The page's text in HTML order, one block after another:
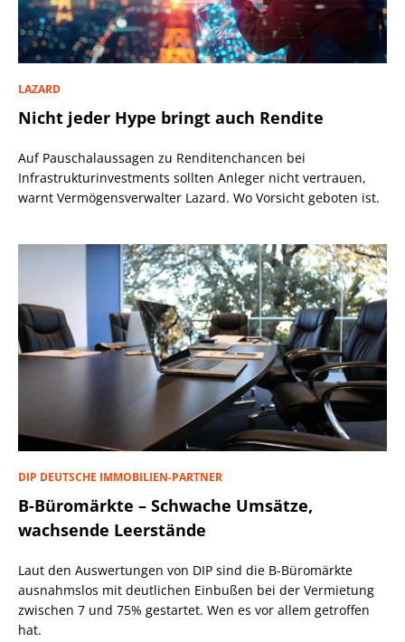
LAZARD
Nicht jeder Hype bringt auch Rendite
Auf Pauschalaussagen zu Renditenchancen bei
Infrastrukturinvestments sollten Anleger nicht vertrauen,
warnt Vermögensverwalter Lazard. Wo Vorsicht geboten ist.
DIP DEUTSCHE IMMOBILIEN-PARTNER
B-Büromärkte – Schwache Umsätze,
wachsende Leerstände
Laut den Auswertungen von DIP sind die B-Büromärkte
ausnahmslos mit deutlichen Einbußen bei der Vermietung
zwischen 7 und 75% gestartet. Wen es vor allem getroffen
hat.